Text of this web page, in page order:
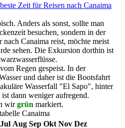
Zeit für Reisen nach Canaima
Anders als sonst, sollte man
besuchen, sondern in der
Canaima reist, möchte meist
sehen. Die Exkursion dorthin ist
Regen gespeist. In der
und daher ist die Bootsfahrt
Wasserfall "El Sapo", hinter
dann weniger aufregend.
wirgrün markiert.
Canaima
Jul Aug Sep Okt Nov Dez